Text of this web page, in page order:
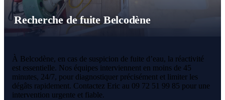
Recherche de fuite Belcodène
À Belcodène, en cas de suspicion de fuite d’eau, la réactivité
est essentielle. Nos équipes interviennent en moins de 45
minutes, 24/7, pour diagnostiquer précisément et limiter les
dégâts rapidement. Contactez Eric au 09 72 51 99 85 pour une
intervention urgente et fiable.